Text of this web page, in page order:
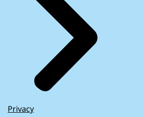
Privacy